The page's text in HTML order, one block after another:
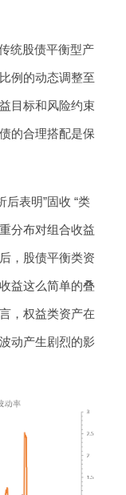
统股债平衡型产
例的动态调整至
目标和风险约束
的合理搭配是保
后表明”固收 “类
分布对组合收益
，股债平衡类资
益这么简单的叠
，权益类资产在
动产生剧烈的影